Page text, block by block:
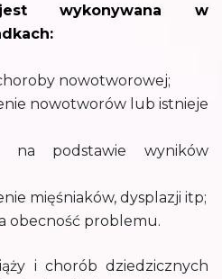
wykonywana w
nowotworowej;
nowotworów lub istnieje
na podstawie wyników
mięśniaków, dysplazji itp;
obecność problemu.
i chorób dziedzicznych